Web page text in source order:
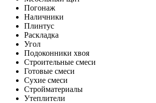
Погонаж
Наличники
Плинтус
Раскладка
Угол
Подоконники хвоя
Строительные смеси
Готовые смеси
Сухие смеси
Стройматериалы
Утеплители